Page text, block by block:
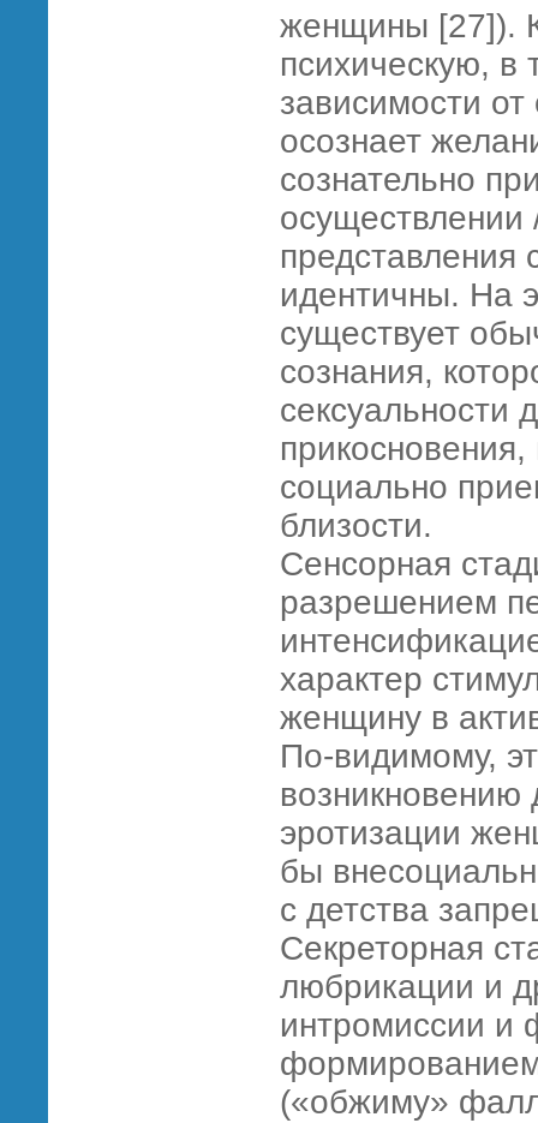
женщины [27]).
психическую, в
зависимости
осознает
сознательно
осуществлении
представления
идентичны. На
существует
сознания,
сексуальности
социально
близости.
Сенсорная
разрешением
характер
женщину в
По-видимому,
возникновению
эротизации
бы
с детства
Секреторная
любрикации и
интромиссии и
формированием
(«обжиму»